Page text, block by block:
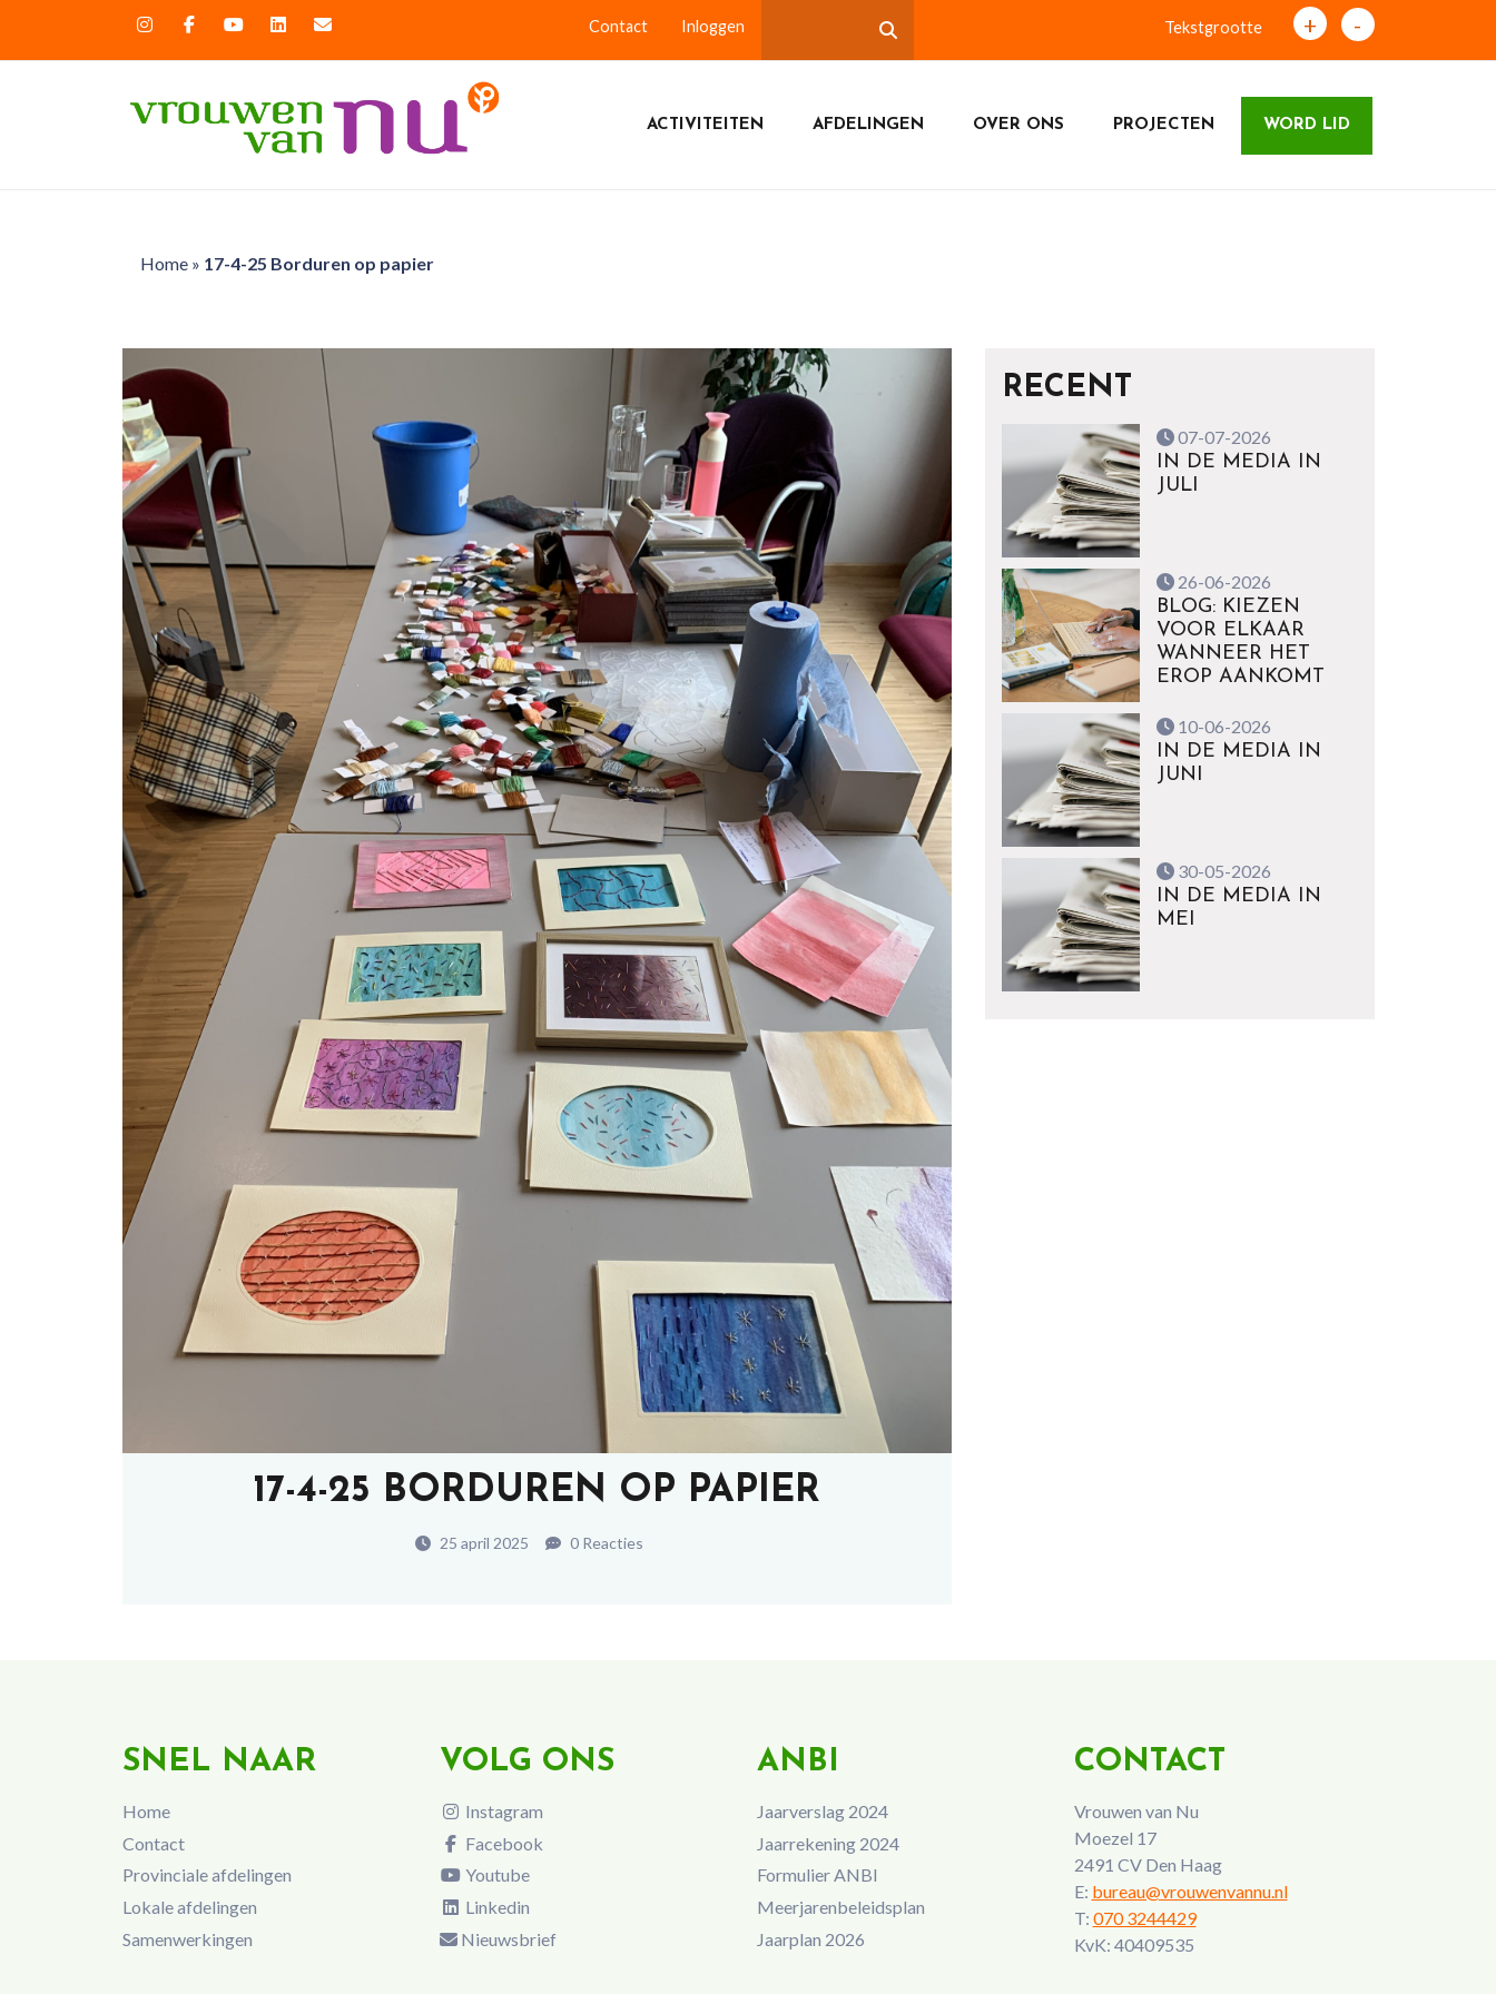
Contact Inloggen Tekstgrootte + -
ACTIVITEITEN AFDELINGEN OVER ONS PROJECTEN WORD LID
Home» 17-4-25 Borduren op papier
17-4-25 BORDUREN OP PAPIER
25 april 2025 0 Reacties
RECENT
07-07-2026
IN DE MEDIA IN
JULI
26-06-2026
BLOG: KIEZEN
VOOR ELKAAR
WANNEER HET
EROP AANKOMT
10-06-2026
IN DE MEDIA IN
JUNI
30-05-2026
IN DE MEDIA IN
MEI
SNEL NAAR
Home
Contact
Provinciale afdelingen
Lokale afdelingen
Samenwerkingen
VOLG ONS
Instagram
Facebook
Youtube
Linkedin
Nieuwsbrief
ANBI
Jaarverslag 2024
Jaarrekening 2024
Formulier ANBI
Meerjarenbeleidsplan
Jaarplan 2026
CONTACT
Vrouwen van Nu
Moezel 17
2491 CV Den Haag
E: bureau@vrouwenvannu.nl
T: 070 3244429
KvK: 40409535